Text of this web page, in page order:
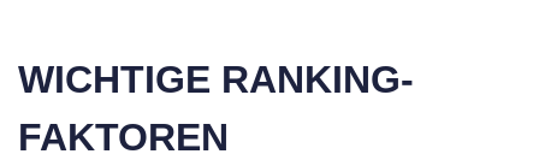
WICHTIGE RANKING-
FAKTOREN